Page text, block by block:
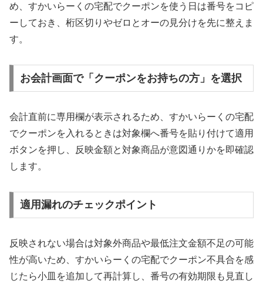
め、すかいらーくの宅配でクーポンを使う日は番号をコピ
ーしておき、桁区切りやゼロとオーの見分けを先に整えま
す。
お会計画面で「クーポンをお持ちの方」を選択
会計直前に専用欄が表示されるため、すかいらーくの宅配
でクーポンを入れるときは対象欄へ番号を貼り付けて適用
ボタンを押し、反映金額と対象商品が意図通りかを即確認
します。
適用漏れのチェックポイント
反映されない場合は対象外商品や最低注文金額不足の可能
性が高いため、すかいらーくの宅配でクーポン不具合を感
じたら小皿を追加して再計算し、番号の有効期限も見直し